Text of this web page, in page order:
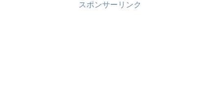
スポンサーリンク